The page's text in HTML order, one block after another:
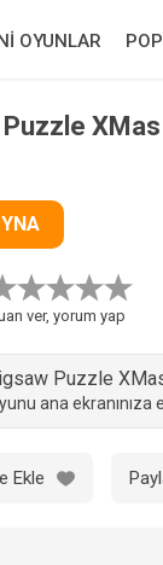
OYUNLAR
XMas
ver, yorum yap
Puzzle
ana ekranınıza
Ekle